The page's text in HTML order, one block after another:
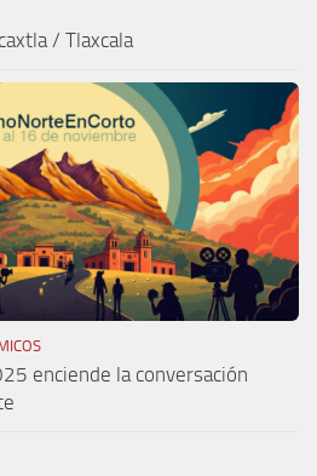
/ Tlaxcala
enciende la conversación